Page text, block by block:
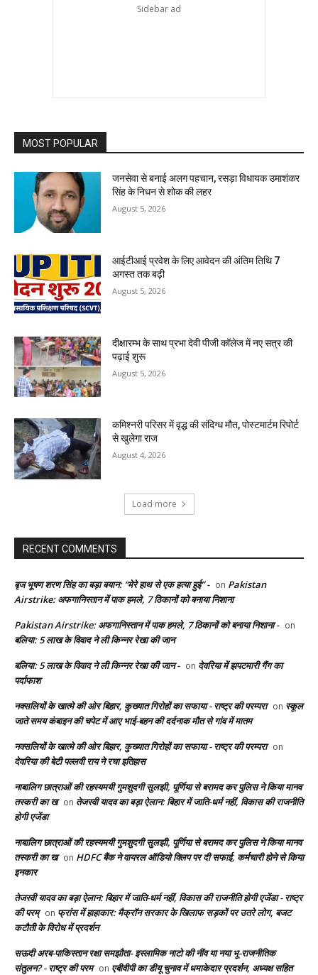
MOST POPULAR
जनसेवा से बनाई अलग पहचान, रसड़ा विधायक उमाशंकर
सिंह के निधन से शोक की लहर
August 5, 2026
आईटीआई प्रवेश के लिए आवेदन की अंतिम तिथि 7
अगस्त तक बढ़ी
August 5, 2026
दीक्षारम्भ के साथ प्रभा देवी पीजी कॉलेज में नए सत्र की
पढ़ाई शुरू
August 5, 2026
कमिश्नरी परिसर में वृद्ध की संदिग्ध मौत, पोस्टमार्टम रिपोर्ट
से खुलेगा राज
August 4, 2026
Load more
RECENT COMMENTS
बृज भूषण शरण सिंह का बड़ा बयान: “मेरे हाथ से एक हत्या हुई” - on Pakistan
Airstrike: अफगानिस्तान में पाक हमले, 7 ठिकानों को बनाया निशाना
Pakistan Airstrike: अफगानिस्तान में पाक हमले, 7 ठिकानों को बनाया निशाना - on
बलिया: 5 लाख के विवाद ने ली किन्नर रेखा की जान
बलिया: 5 लाख के विवाद ने ली किन्नर रेखा की जान - on देवरिया में झपटमारी गैंग का
पर्दाफाश
नक्सलियों के खात्मे की ओर बिहार, कुख्यात गिरोहों का सफाया - राष्ट्र की परम्परा on स्कूल
जाते समय कंबाइन की चपेट में आए भाई-बहन की दर्दनाक मौत से गांव में मातम
नक्सलियों के खात्मे की ओर बिहार, कुख्यात गिरोहों का सफाया - राष्ट्र की परम्परा on
देवरिया की बेटी पल्लवी राय ने रचा इतिहास
नाबालिग छात्राओं की रहस्यमयी गुमशुदगी सुलझी, पूर्णिया से बरामद कर पुलिस ने किया मानव
तस्करी का ख on तेजस्वी यादव का बड़ा ऐलान: बिहार में जाति-धर्म नहीं, विकास की राजनीति
होगी एजेंडा
नाबालिग छात्राओं की रहस्यमयी गुमशुदगी सुलझी, पूर्णिया से बरामद कर पुलिस ने किया मानव
तस्करी का ख on HDFC बैंक ने वायरल ऑडियो क्लिप पर दी सफाई, कर्मचारी होने से किया
इनकार
तेजस्वी यादव का बड़ा ऐलान: बिहार में जाति-धर्म नहीं, विकास की राजनीति होगी एजेंडा - राष्ट्र
की परम् on फ्रांस में हाहाकार: मैक्रॉन सरकार के खिलाफ सड़कों पर उतरे लोग, बजट
कटौती के विरोध में प्रदर्शन
सऊदी अरब-पाकिस्तान रक्षा समझौता- इस्लामिक नाटो की नींव या नया भू-राजनीतिक
संतुलन? - राष्ट्र की परम on एबीवीपी का डीयू चुनाव में धमाकेदार प्रदर्शन, अध्यक्ष सहित